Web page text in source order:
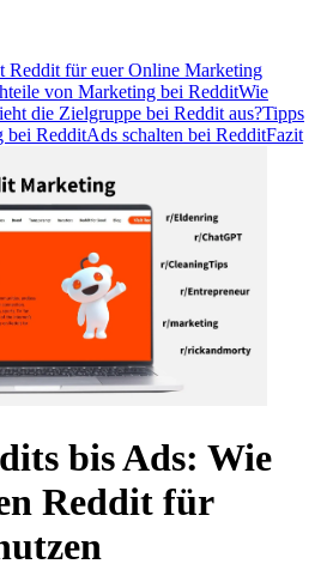
Reddit für euer Online Marketing
von Marketing bei RedditWie
die Zielgruppe bei Reddit aus?Tipps
bei RedditAds schalten bei RedditFazit
bis Ads: Wie
Reddit für